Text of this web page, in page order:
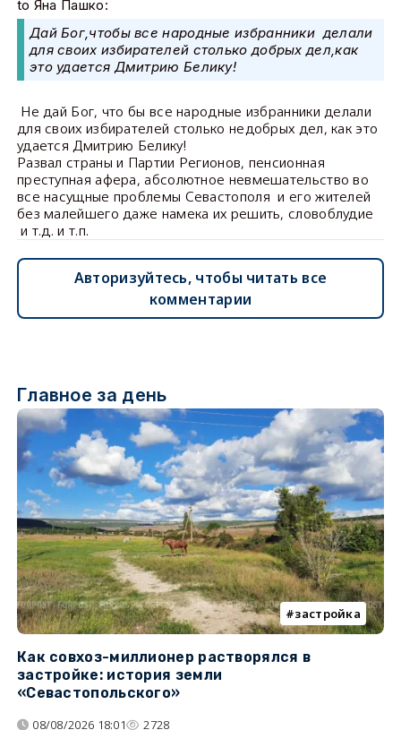
to Яна Пашко:
Дай Бог,чтобы все народные избранники делали
для своих избирателей столько добрых дел,как
это удается Дмитрию Белику!
Не дай Бог, что бы все народные избранники делали
для своих избирателей столько недобрых дел, как это
удается Дмитрию Белику!
Развал страны и Партии Регионов, пенсионная
преступная афера, абсолютное невмешательство во
все насущные проблемы Севастополя и его жителей
без малейшего даже намека их решить, словоблудие
и т.д. и т.п.
Авторизуйтесь, чтобы читать все
комментарии
Главное за день
застройка
Как совхоз-миллионер растворялся в
застройке: история земли
«Севастопольского»
08/08/2026 18:01 2728